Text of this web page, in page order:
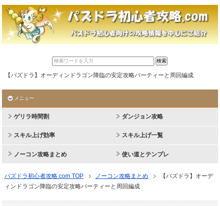
【パズドラ】オーディンドラゴン降臨の安定攻略パーティーと周回編成
メニュー
ゲリラ時間割 ダンジョン攻略
スキル上げ効率 スキル上げ一覧
ノーコン攻略まとめ 使い道とテンプレ
パズドラ初心者攻略.com TOP ノーコン攻略まとめ
【パズドラ】オーデ
ィンドラゴン降臨の安定攻略パーティーと周回編成